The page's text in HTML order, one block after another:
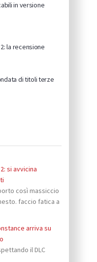
in versione
la recensione
di titoli terze
si avvicina
così massiccio
faccio fatica a
arriva su
il DLC